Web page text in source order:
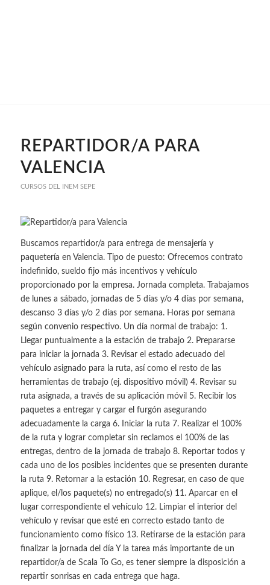
REPARTIDOR/A PARA
VALENCIA
CURSOS DEL INEM SEPE
Buscamos repartidor/a para entrega de mensajería y
paquetería en Valencia. Tipo de puesto: Ofrecemos contrato
indefinido, sueldo fijo más incentivos y vehículo
proporcionado por la empresa. Jornada completa. Trabajamos
de lunes a sábado, jornadas de 5 días y/o 4 días por semana,
descanso 3 días y/o 2 días por semana. Horas por semana
según convenio respectivo. Un día normal de trabajo: 1.
Llegar puntualmente a la estación de trabajo 2. Prepararse
para iniciar la jornada 3. Revisar el estado adecuado del
vehículo asignado para la ruta, así como el resto de las
herramientas de trabajo (ej. dispositivo móvil) 4. Revisar su
ruta asignada, a través de su aplicación móvil 5. Recibir los
paquetes a entregar y cargar el furgón asegurando
adecuadamente la carga 6. Iniciar la ruta 7. Realizar el 100%
de la ruta y lograr completar sin reclamos el 100% de las
entregas, dentro de la jornada de trabajo 8. Reportar todos y
cada uno de los posibles incidentes que se presenten durante
la ruta 9. Retornar a la estación 10. Regresar, en caso de que
aplique, el/los paquete(s) no entregado(s) 11. Aparcar en el
lugar correspondiente el vehículo 12. Limpiar el interior del
vehículo y revisar que esté en correcto estado tanto de
funcionamiento como físico 13. Retirarse de la estación para
finalizar la jornada del día Y la tarea más importante de un
repartidor/a de Scala To Go, es tener siempre la disposición a
repartir sonrisas en cada entrega que haga.